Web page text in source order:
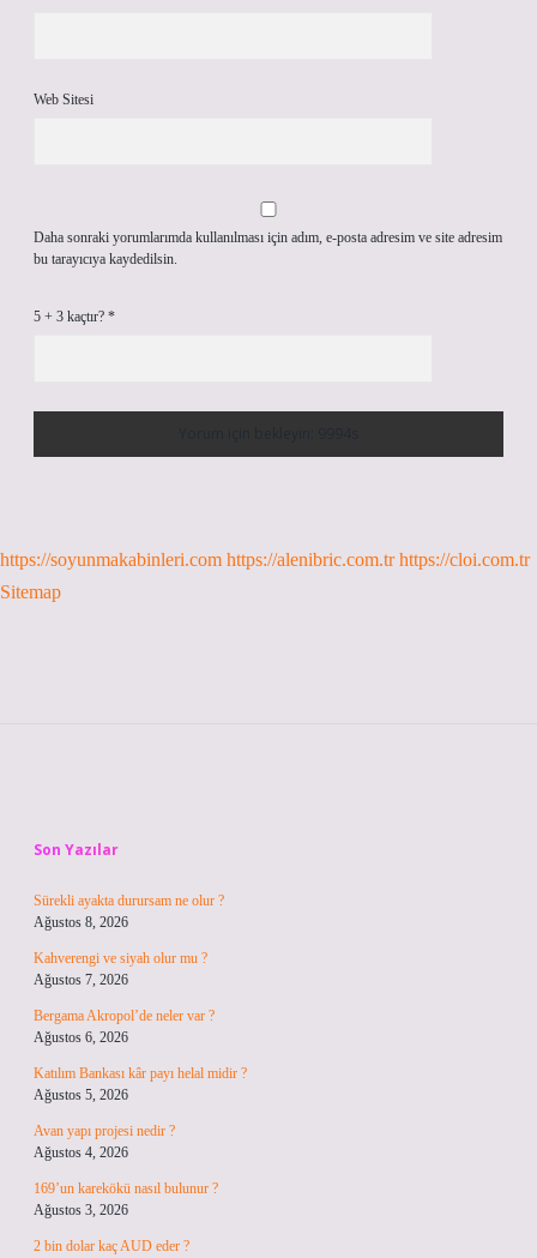
Web Sitesi
Daha sonraki yorumlarımda kullanılması için adım, e-posta adresim ve site adresim
bu tarayıcıya kaydedilsin.
5 + 3 kaçtır? *
https://soyunmakabinleri.com https://alenibric.com.tr https://cloi.com.tr
Sitemap
Son Yazılar
Sürekli ayakta durursam ne olur ?
Ağustos 8, 2026
Kahverengi ve siyah olur mu ?
Ağustos 7, 2026
Bergama Akropol’de neler var ?
Ağustos 6, 2026
Katılım Bankası kâr payı helal midir ?
Ağustos 5, 2026
Avan yapı projesi nedir ?
Ağustos 4, 2026
169’un karekökü nasıl bulunur ?
Ağustos 3, 2026
2 bin dolar kaç AUD eder ?